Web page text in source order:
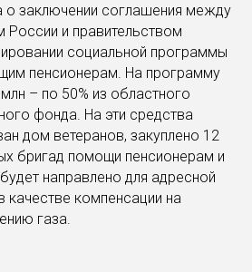
о заключении соглашения между
и правительством
социальной программы
пенсионерам. На программу
– по 50% из областного
фонда. На эти средства
дом ветеранов, закуплено 12
бригад помощи пенсионерам и
направлено для адресной
компенсации на
газа.